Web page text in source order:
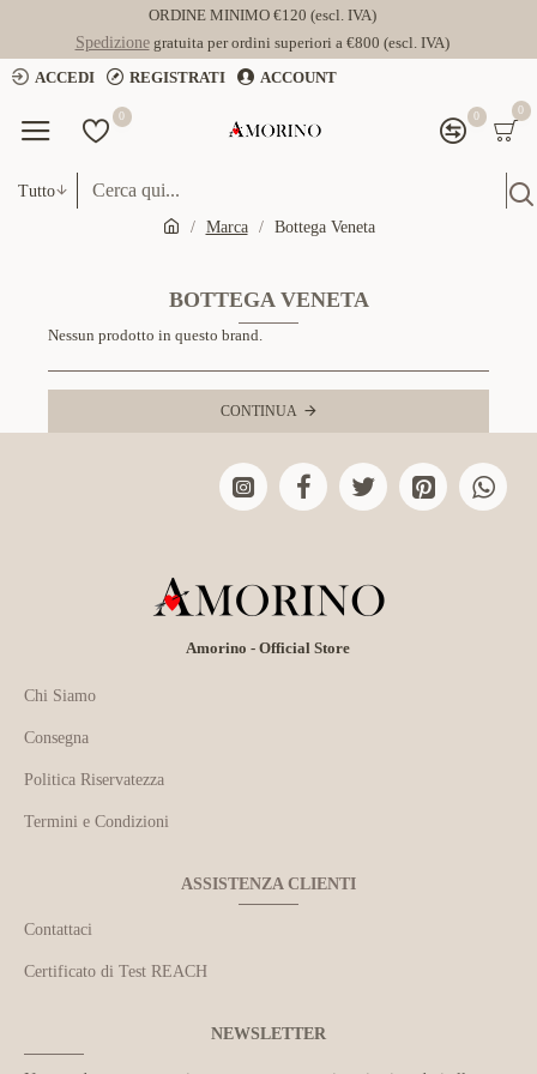
ORDINE MINIMO €120 (escl. IVA)
Spedizionegratuita per ordini superiori a €800 (escl. IVA)
ACCEDI
REGISTRATI ACCOUNT
0 0 0
Tutto
Marca Bottega Veneta
BOTTEGA VENETA
Nessun prodotto in questo brand.
CONTINUA
Amorino - Official Store
Chi Siamo
Consegna
Politica Riservatezza
Termini e Condizioni
ASSISTENZA CLIENTI
Contattaci
Certificato di Test REACH
NEWSLETTER